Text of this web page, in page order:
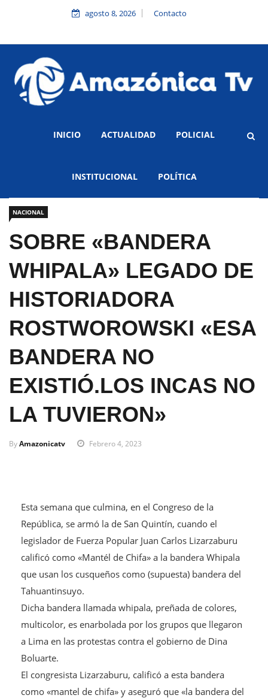
agosto 8, 2026 Contacto
INICIO ACTUALIDAD POLICIAL
INSTITUCIONAL POLÍTICA
NACIONAL
SOBRE «BANDERA
WHIPALA» LEGADO DE
HISTORIADORA
ROSTWOROWSKI «ESA
BANDERA NO
EXISTIÓ.LOS INCAS NO
LA TUVIERON»
ByAmazonicatv Febrero 4, 2023
Esta semana que culmina, en el Congreso de la
República, se armó la de San Quintín, cuando el
legislador de Fuerza Popular Juan Carlos Lizarzaburu
calificó como «Mantél de Chifa» a la bandera Whipala
que usan los cusqueños como (supuesta) bandera del
Tahuantinsuyo.
Dicha bandera llamada whipala, preñada de colores,
multicolor, es enarbolada por los grupos que llegaron
a Lima en las protestas contra el gobierno de Dina
Boluarte.
El congresista Lizarzaburu, calificó a esta bandera
como «mantel de chifa» y aseguró que «la bandera del